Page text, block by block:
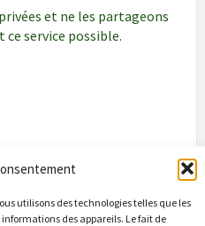
utilisons des technologies telles que les
des appareils. Le fait de
et ne les partageons
ce service possible.